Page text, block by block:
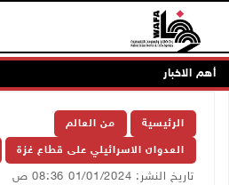
أهم الاخبار
الرئيسية من العالم
العدوان الاسرائيلي على قطاع غزة
تاريخ النشر: 01/01/2024 08:36 ص